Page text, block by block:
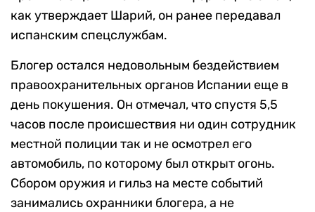
как утверждает Шарий, он ранее передавал
испанским спецслужбам.
Блогер остался недовольным бездействием
правоохранительных органов Испании еще в
день покушения. Он отмечал, что спустя 5,5
часов после происшествия ни один сотрудник
местной полиции так и не осмотрел его
автомобиль, по которому был открыт огонь.
Сбором оружия и гильз на месте событий
занимались охранники блогера, а не